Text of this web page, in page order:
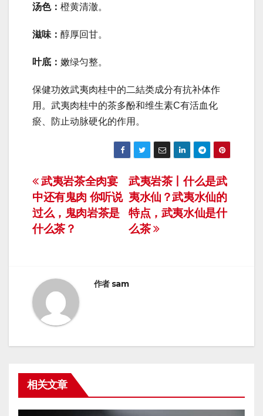
汤色： 橙黄清澈。
滋味： 醇厚回甘。
叶底： 嫩绿匀整。
保健功效武夷肉桂中的二結类成分有抗补体作
用。武夷肉桂中的茶多酚和维生素C有活血化
瘀、防止动脉硬化的作用。
文
章
导
武夷岩茶丨什么是武
夷水仙？武夷水仙的
特点，武夷水仙是什
么茶
武夷岩茶全肉宴
中还有鬼肉 你听说
过么，鬼肉岩茶是
什么茶？
作者 sam
相关文章